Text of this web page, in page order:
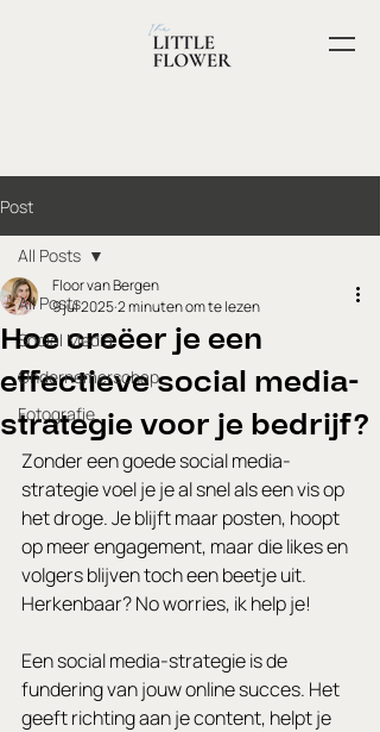
Post
All Posts
Social Media
Ondernemerschap
Fotografie
All Posts
Hoe creëer je een
effectieve social media-
strategie voor je bedrijf?
Floor van Bergen
9 jul 20252 minuten om te lezen
Zonder een goede social media-
strategie voel je je al snel als een vis op
het droge. Je blijft maar posten, hoopt
op meer engagement, maar die likes en
volgers blijven toch een beetje uit.
Herkenbaar? No worries, ik help je!
Een social media-strategie is de
fundering van jouw online succes. Het
geeft richting aan je content, helpt je